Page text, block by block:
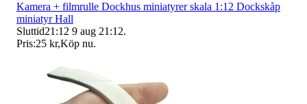
Kamera + filmrulle Dockhus miniatyrer skala 1:12 Dockskåp
miniatyr Hall
Sluttid21:12 9 aug 21:12.
Pris:25 kr,Köp nu.